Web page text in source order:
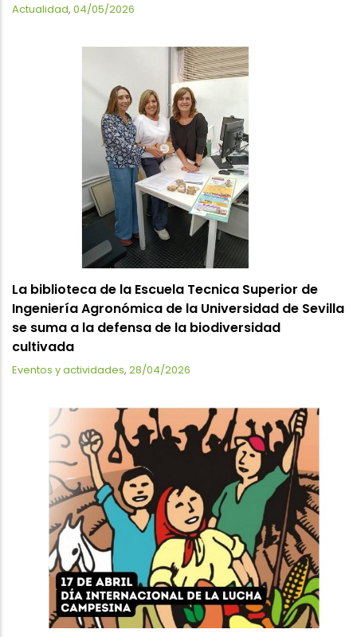
Actualidad, 04/05/2026
La biblioteca de la Escuela Tecnica Superior de
Ingeniería Agronómica de la Universidad de Sevilla
se suma a la defensa de la biodiversidad
cultivada
Eventos y actividades, 28/04/2026